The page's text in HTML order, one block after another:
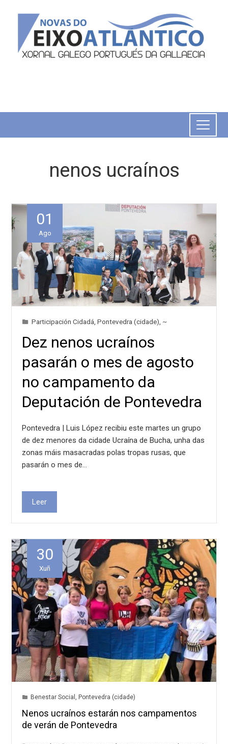
nenos ucraínos
01
Ago
Participación Cidadá ,Pontevedra (cidade) ~
Dez nenos ucraínos
pasarán o mes de agosto
no campamento da
Deputación de Pontevedra
Pontevedra | Luis López recibiu este martes un grupo
de dez menores da cidade Ucraína de Bucha, unha das
zonas máis masacradas polas tropas rusas, que
pasarán o mes de…
Leer
30
Xuñ
Benestar Social , Pontevedra (cidade)
Nenos ucraínos estarán nos campamentos
de verán de Pontevedra